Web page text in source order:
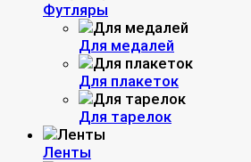
Футляры
Для медалей
Для плакеток
Для тарелок
Ленты